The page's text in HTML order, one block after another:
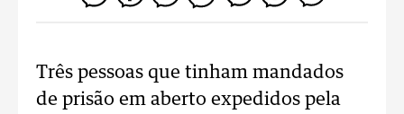
Três pessoas que tinham mandados
de prisão em aberto expedidos pela